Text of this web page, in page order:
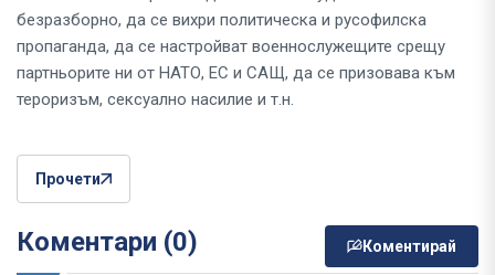
безразборно, да се вихри политическа и русофилска
пропаганда, да се настройват военнослужещите срещу
партньорите ни от НАТО, ЕС и САЩ, да се призовава към
тероризъм, сексуално насилие и т.н.
Прочети
Коментари (0) Коментирай